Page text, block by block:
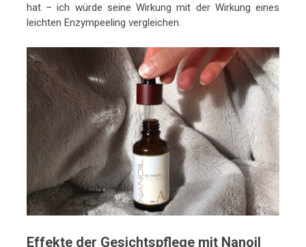
hat – ich würde seine Wirkung mit der Wirkung eines
leichten Enzympeeling vergleichen.
Effekte der Gesichtspflege mit Nanoil